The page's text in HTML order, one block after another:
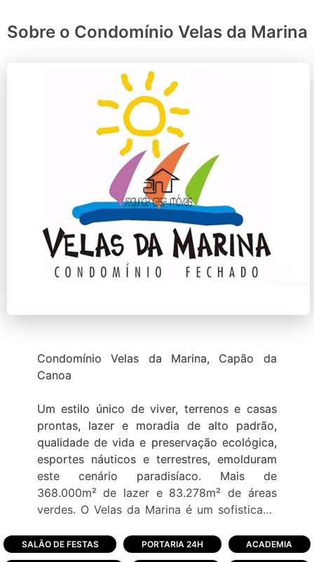
Sobre o Condomínio Velas da Marina
Condomínio Velas da Marina, Capão da
Canoa
Um estilo único de viver, terrenos e casas
prontas, lazer e moradia de alto padrão,
qualidade de vida e preservação ecológica,
esportes náuticos e terrestres, emolduram
este cenário paradisíaco. Mais de
368.000m² de lazer e 83.278m² de áreas
verdes. O Velas da Marina é um sofisticado
dos quadros junto a natureza e com duas
SALÃO DE FESTAS PORTARIA 24H ACADEMIA